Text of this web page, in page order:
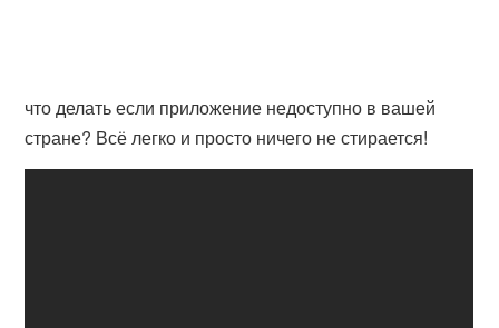
что делать если приложение недоступно в вашей
стране? Всё легко и просто ничего не стирается!